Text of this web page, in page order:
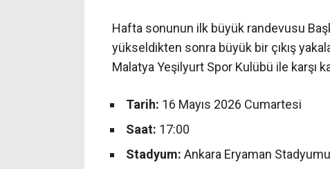
Hafta sonunun ilk büyük randevusu
yükseldikten sonra büyük bir çıkış
Malatya Yeşilyurt Spor Kulübü ile karşı
Tarih: 16 Mayıs 2026 Cumartesi
Saat: 17:00
Stadyum: Ankara Eryaman Stadyumu